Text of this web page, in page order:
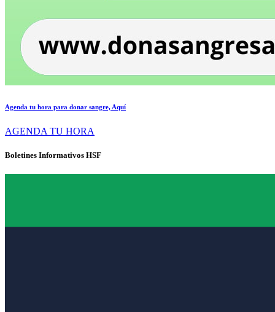
Agenda tu hora para donar sangre, Aquí
AGENDA TU HORA
Boletines Informativos HSF